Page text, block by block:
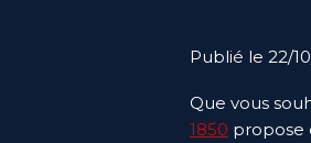
Publié le 22/
Que vous
1850 propose